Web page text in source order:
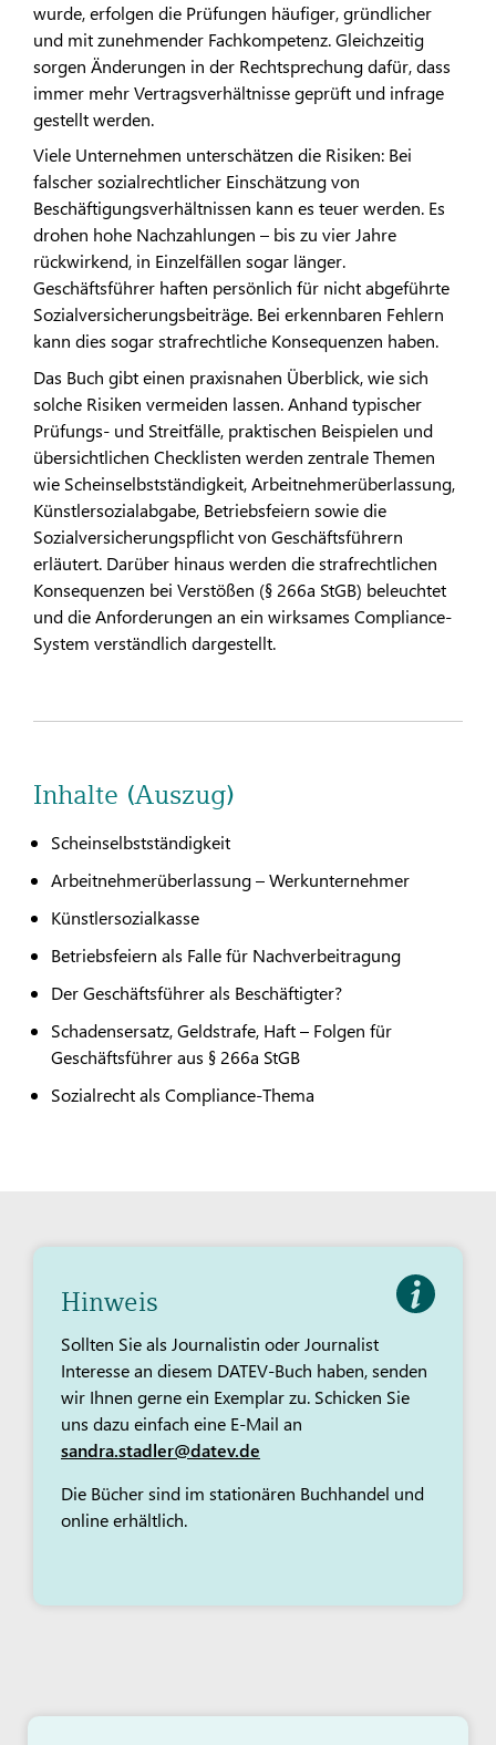
wurde, erfolgen die Prüfungen häufiger, gründlicher
und mit zunehmender Fachkompetenz. Gleichzeitig
sorgen Änderungen in der Rechtsprechung dafür, dass
immer mehr Vertragsverhältnisse geprüft und infrage
gestellt werden.
Viele Unternehmen unterschätzen die Risiken: Bei
falscher sozialrechtlicher Einschätzung von
Beschäftigungsverhältnissen kann es teuer werden. Es
drohen hohe Nachzahlungen – bis zu vier Jahre
rückwirkend, in Einzelfällen sogar länger.
Geschäftsführer haften persönlich für nicht abgeführte
Sozialversicherungsbeiträge. Bei erkennbaren Fehlern
kann dies sogar strafrechtliche Konsequenzen haben.
Das Buch gibt einen praxisnahen Überblick, wie sich
solche Risiken vermeiden lassen. Anhand typischer
Prüfungs- und Streitfälle, praktischen Beispielen und
übersichtlichen Checklisten werden zentrale Themen
wie Scheinselbstständigkeit, Arbeitnehmerüberlassung,
Künstlersozialabgabe, Betriebsfeiern sowie die
Sozialversicherungspflicht von Geschäftsführern
erläutert. Darüber hinaus werden die strafrechtlichen
Konsequenzen bei Verstößen (§ 266a StGB) beleuchtet
und die Anforderungen an ein wirksames Compliance-
System verständlich dargestellt.
Inhalte (Auszug)
Scheinselbstständigkeit
Arbeitnehmerüberlassung – Werkunternehmer
Künstlersozialkasse
Betriebsfeiern als Falle für Nachverbeitragung
Der Geschäftsführer als Beschäftigter?
Schadensersatz, Geldstrafe, Haft – Folgen für
Geschäftsführer aus § 266a StGB
Sozialrecht als Compliance-Thema
Hinweis
Sollten Sie als Journalistin oder Journalist
Interesse an diesem DATEV-Buch haben, senden
wir Ihnen gerne ein Exemplar zu. Schicken Sie
uns dazu einfach eine E-Mail an
sandra.stadler@datev.de
Die Bücher sind im stationären Buchhandel und
online erhältlich.